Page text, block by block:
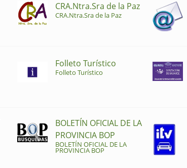
CRA.Ntra.Sra de la Paz
CRA.Ntra.Sra de la Paz
Folleto Turístico
Folleto Turístico
BOLETÍN OFICIAL DE LA
PROVINCIA BOP
BOLETÍN OFICIAL DE LA
PROVINCIA BOP